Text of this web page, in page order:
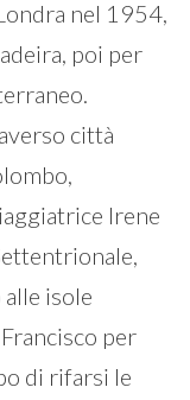
nel 1954,
poi per
città
Irene
isole
per
di rifarsi le